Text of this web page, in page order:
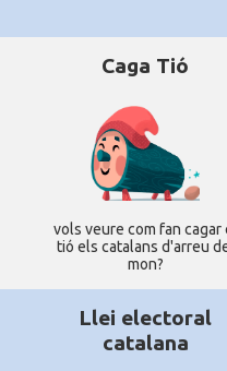
Caga Tió
vols veure com fan cagar
tió els catalans d'arreu
mon?
Llei electoral
catalana